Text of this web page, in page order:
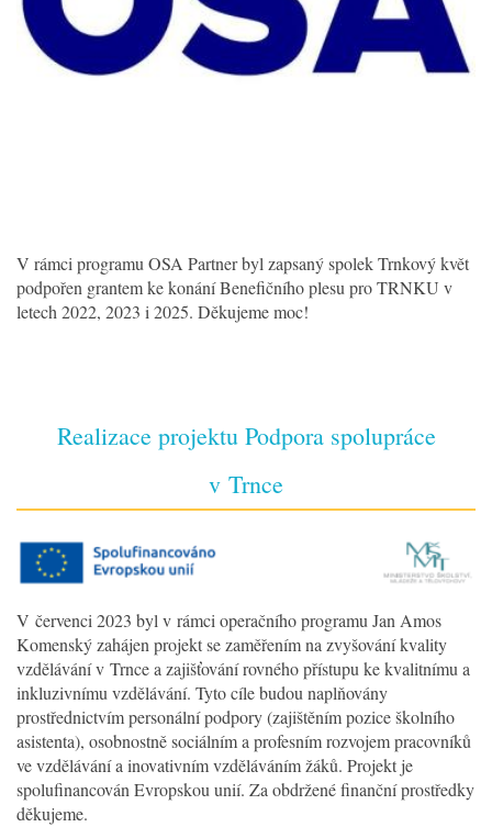
V rámci programu OSA Partner byl zapsaný spolek Trnkový květ
podpořen grantem ke konání Benefičního plesu pro TRNKU v
letech 2022, 2023 i 2025. Děkujeme moc!
Realizace projektu Podpora spolupráce
v Trnce
V červenci 2023 byl v rámci operačního programu Jan Amos
Komenský zahájen projekt se zaměřením na zvyšování kvality
vzdělávání v Trnce a zajišťování rovného přístupu ke kvalitnímu a
inkluzivnímu vzdělávání. Tyto cíle budou naplňovány
prostřednictvím personální podpory (zajištěním pozice školního
asistenta), osobnostně sociálním a profesním rozvojem pracovníků
ve vzdělávání a inovativním vzděláváním žáků. Projekt je
spolufinancován Evropskou unií. Za obdržené finanční prostředky
děkujeme.